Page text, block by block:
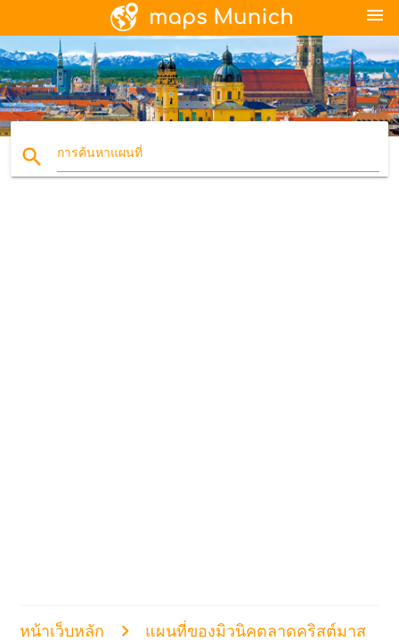
menu
search การค้นหาแผนที่
หน้าเว็บหลัก แผนที่ของมิวนิคตลาดคริสต์มาส